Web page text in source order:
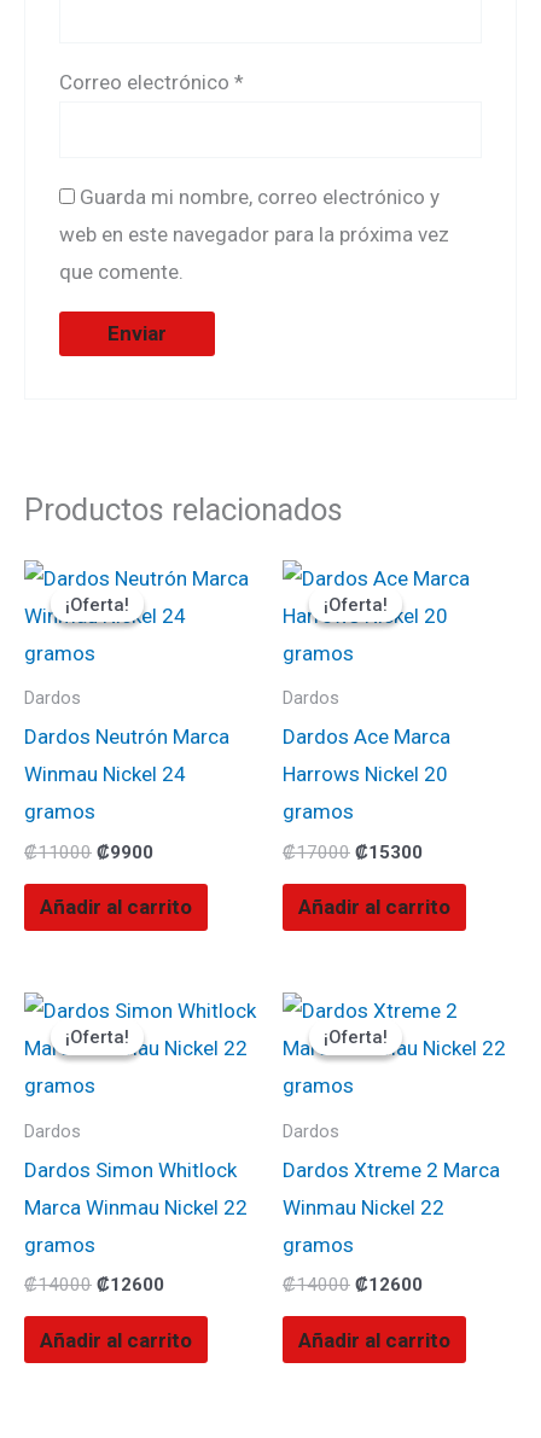
Correo electrónico*
Guarda mi nombre, correo electrónico y
web en este navegador para la próxima vez
que comente.
Productos relacionados
¡Oferta!
¡Oferta!
Dardos
Dardos Neutrón Marca
Winmau Nickel 24
gramos
₡11000
precio
original
₡9900
El
precio
actual
Añadir al carrito
¡Oferta!
¡Oferta!
Dardos
Dardos Ace Marca
Harrows Nickel 20
gramos
₡17000
precio
original
₡15300
El
precio
actual
Añadir al carrito
¡Oferta!
¡Oferta!
Dardos
Dardos Simon Whitlock
Marca Winmau Nickel 22
gramos
₡14000
El
precio
original
₡12600
El
precio
actual
Añadir al carrito
¡Oferta!
¡Oferta!
Dardos
Dardos Xtreme 2 Marca
Winmau Nickel 22
gramos
₡14000
El
precio
original
₡12600
El
precio
actual
Añadir al carrito